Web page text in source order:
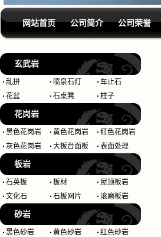
网站首页 公司简介 公司荣誉
玄武岩
乱拼 喷泉石灯
车止石
花盆
石桌凳 柱子
花岗岩
黑色花岗岩 黄色花岗岩
红色花岗岩
灰色花岗岩
大板台面板 表面处理
板岩
石英板 板材
屋顶板岩
文化石
石板网片 滚磨板岩
砂岩
黑色砂岩 黄色砂岩
红色砂岩